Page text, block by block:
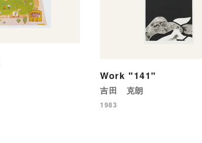
Work "141"
吉田 克朗
1983